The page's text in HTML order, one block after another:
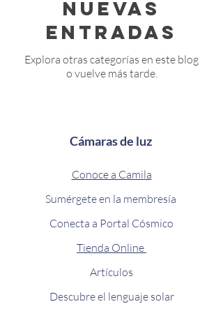
nuevas
entradas
Explora otras categorías en este blog
o vuelve más tarde.
Cámaras de luz
Conoce a Camila
Sumérgete en la membresía
Conecta a Portal Cósmico
Tienda Online
Artículos
Descubre el lenguaje solar